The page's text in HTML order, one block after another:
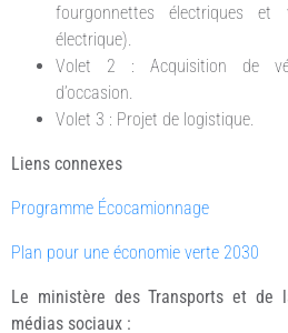
fourgonnettes électriques et
électrique).
Volet 2 : Acquisition de
d’occasion.
Volet 3 : Projet de logistique.
Liens connexes
Programme Écocamionnage
Plan pour une économie verte 2030
Le ministère des Transports et de
médias sociaux :